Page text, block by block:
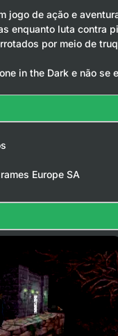
jogo de ação e
enquanto luta contra
por meio de
in the Dark e não
Europe SA